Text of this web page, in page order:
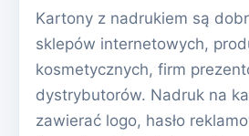
Kartony z nadrukiem są
sklepów internetowych,
kosmetycznych, firm
dystrybutorów. Nadruk na
zawierać logo, hasło